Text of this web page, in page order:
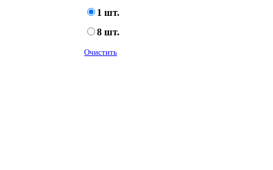
1 шт.
8 шт.
Очистить